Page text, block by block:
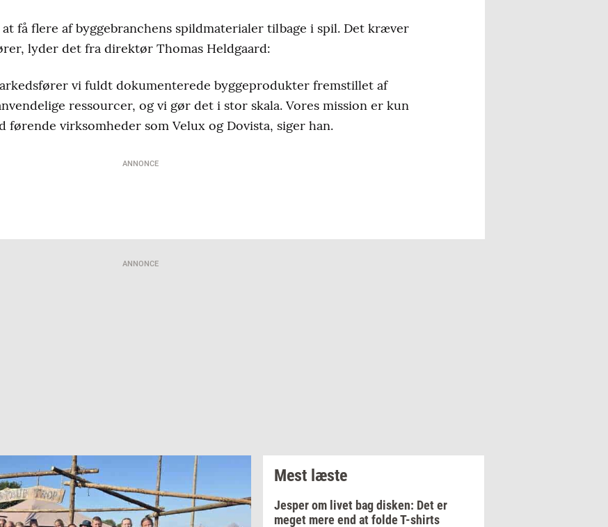
få flere af byggebranchens spildmaterialer tilbage i spil. Det kræver
lyder det fra direktør Thomas Heldgaard:
vi fuldt dokumenterede byggeprodukter fremstillet af
ressourcer, og vi gør det i stor skala. Vores mission er kun
førende virksomheder som Velux og Dovista, siger han.
ANNONCE
ANNONCE
Mest læste
Jesper om livet bag disken: Det er
meget mere end at folde T-shirts